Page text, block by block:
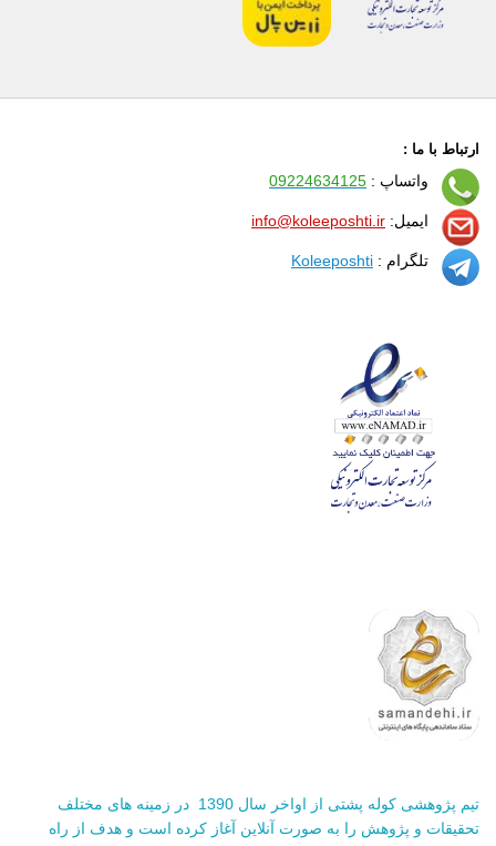
ارتباط با ما :
واتساپ : 09224634125
ایمیل: info@koleeposhti.ir
تلگرام : Koleeposhti
تیم پژوهشی کوله پشتی از اواخر سال 1390 در زمینه های مختلف
تحقیقات و پژوهش را به صورت آنلاین آغاز کرده است و هدف از راه